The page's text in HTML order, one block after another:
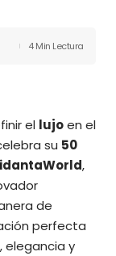
4 Min Lectura
el lujoen el
su 50
,
de
perfecta
elegancia y